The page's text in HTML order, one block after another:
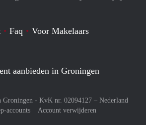
Faq
Voor Makelaars
aanbieden in Groningen
Groningen - KvK nr. 02094127 – Nederland
accounts Account verwijderen